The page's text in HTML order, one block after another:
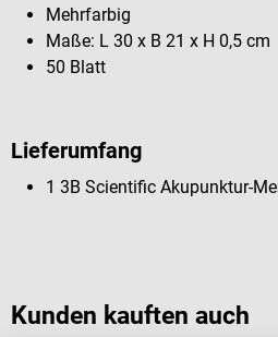
Mehrfarbig
Maße: L 30 x B 21 x H 0,5 cm
50 Blatt
Lieferumfang
1 3B Scientific Akupunktur-
Kunden kauften auch